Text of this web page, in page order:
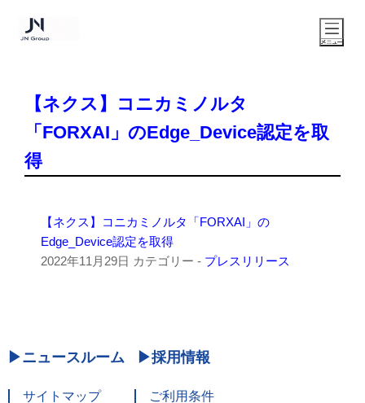
【ネクス】コニカミノルタ
「FORXAI」のEdge_Device認定を取
得
【ネクス】コニカミノルタ「FORXAI」の
Edge_Device認定を取得
2022年11月29日 カテゴリー - プレスリリース
ニュースルーム 採用情報
サイトマップ
ご利用条件